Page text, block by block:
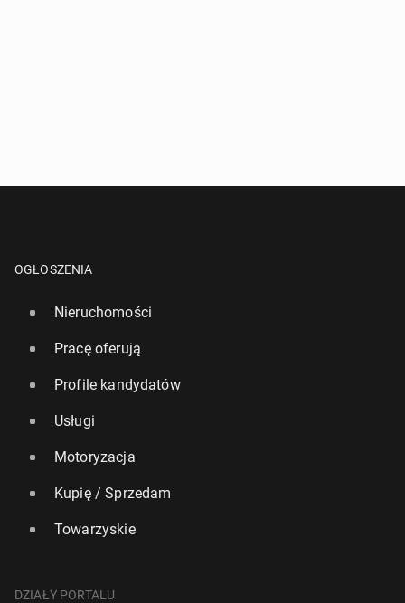
OGŁOSZENIA
Nieruchomości
Pracę oferują
Profile kandydatów
Usługi
Motoryzacja
Kupię / Sprzedam
Towarzyskie
DZIAŁY PORTALU